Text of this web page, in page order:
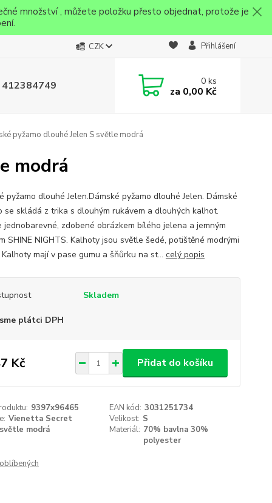
množství , můžete položku přesto objednat, protože je
CZK Přihlášení
0ks
za 0,00 Kč
pyžamo dlouhé Jelen S světle modrá
modrá
pyžamo dlouhé Jelen.Dámské pyžamo dlouhé Jelen. Dámské
se skládá z trika s dlouhým rukávem a dlouhých kalhot.
jednobarevné, zdobené obrázkem bílého jelena a jemným
SHINE NIGHTS. Kalhoty jsou světle šedé, potištěné modrými
Kalhoty mají v pase gumu a šňůrku na st... celý popis
Skladem
plátci DPH
Kč Přidat do košíku
9397x96465 EAN kód: 3031251734
Vienetta Secret Velikost: S
světle modrá Materiál: 70% bavlna 30%
polyester